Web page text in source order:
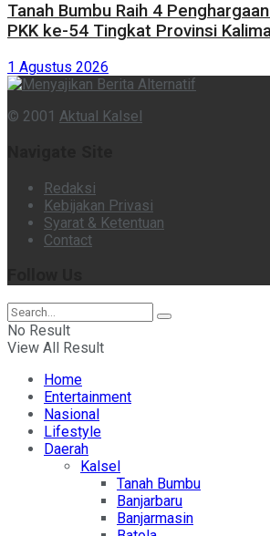
Tanah Bumbu Raih 4
PKK ke-54 Tingkat Provinsi
1 Agustus 2026
© 2001 Aktual Kalsel
Redaksi
Kebijakan Privasi
Syarat & Ketentuan
Contact
No Result
View All Result
Home
Entertainment
Nasional
Lifestyle
Daerah
Kalsel
Tanah Bumbu
Banjarbaru
Banjarmasin